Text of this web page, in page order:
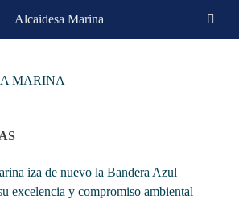
MARINA
iza de nuevo la Bandera Azul
excelencia y compromiso ambiental
Alcaidesa Marina